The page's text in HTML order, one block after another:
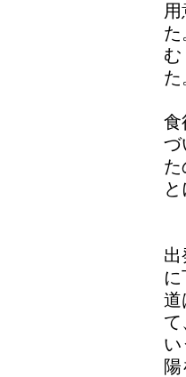
た
む
た
づ
た
出
道
て
い